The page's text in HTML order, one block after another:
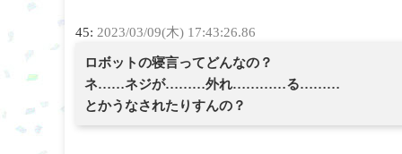
45: 2023/03/09(木) 17:43:26.86
ロボットの寝言ってどんなの？
ネ……ネジが………外れ…………る………
とかうなされたりすんの？